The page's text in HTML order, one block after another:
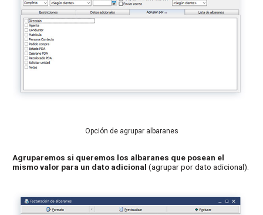
Opción de agrupar albaranes
Agruparemos si queremos los albaranes que posean el
mismo valor para un dato adicional (agrupar por dato adicional).